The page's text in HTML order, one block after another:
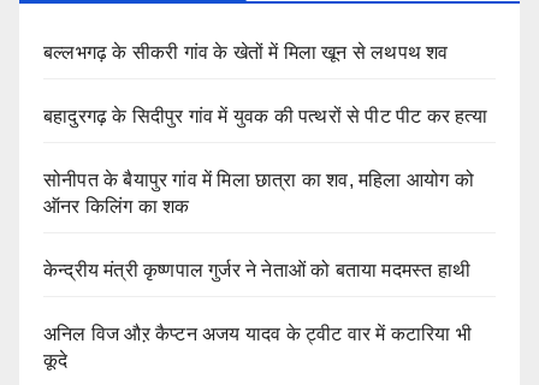
बल्लभगढ़ के सीकरी गांव के खेतों में मिला खून से लथपथ शव
बहादुरगढ़ के सिदीपुर गांव में युवक की पत्थरों से पीट पीट कर हत्या
सोनीपत के बैयापुर गांव में मिला छात्रा का शव, महिला आयोग को
ऑनर किलिंग का शक
केन्द्रीय मंत्री कृष्णपाल गुर्जर ने नेताओं को बताया मदमस्त हाथी
अनिल विज औऱ कैप्टन अजय यादव के ट्वीट वार में कटारिया भी
कूदे